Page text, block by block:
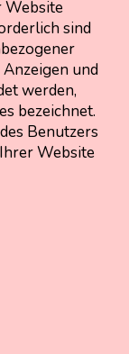
Website
sind
und
werden,
bezeichnet.
Benutzers
Website